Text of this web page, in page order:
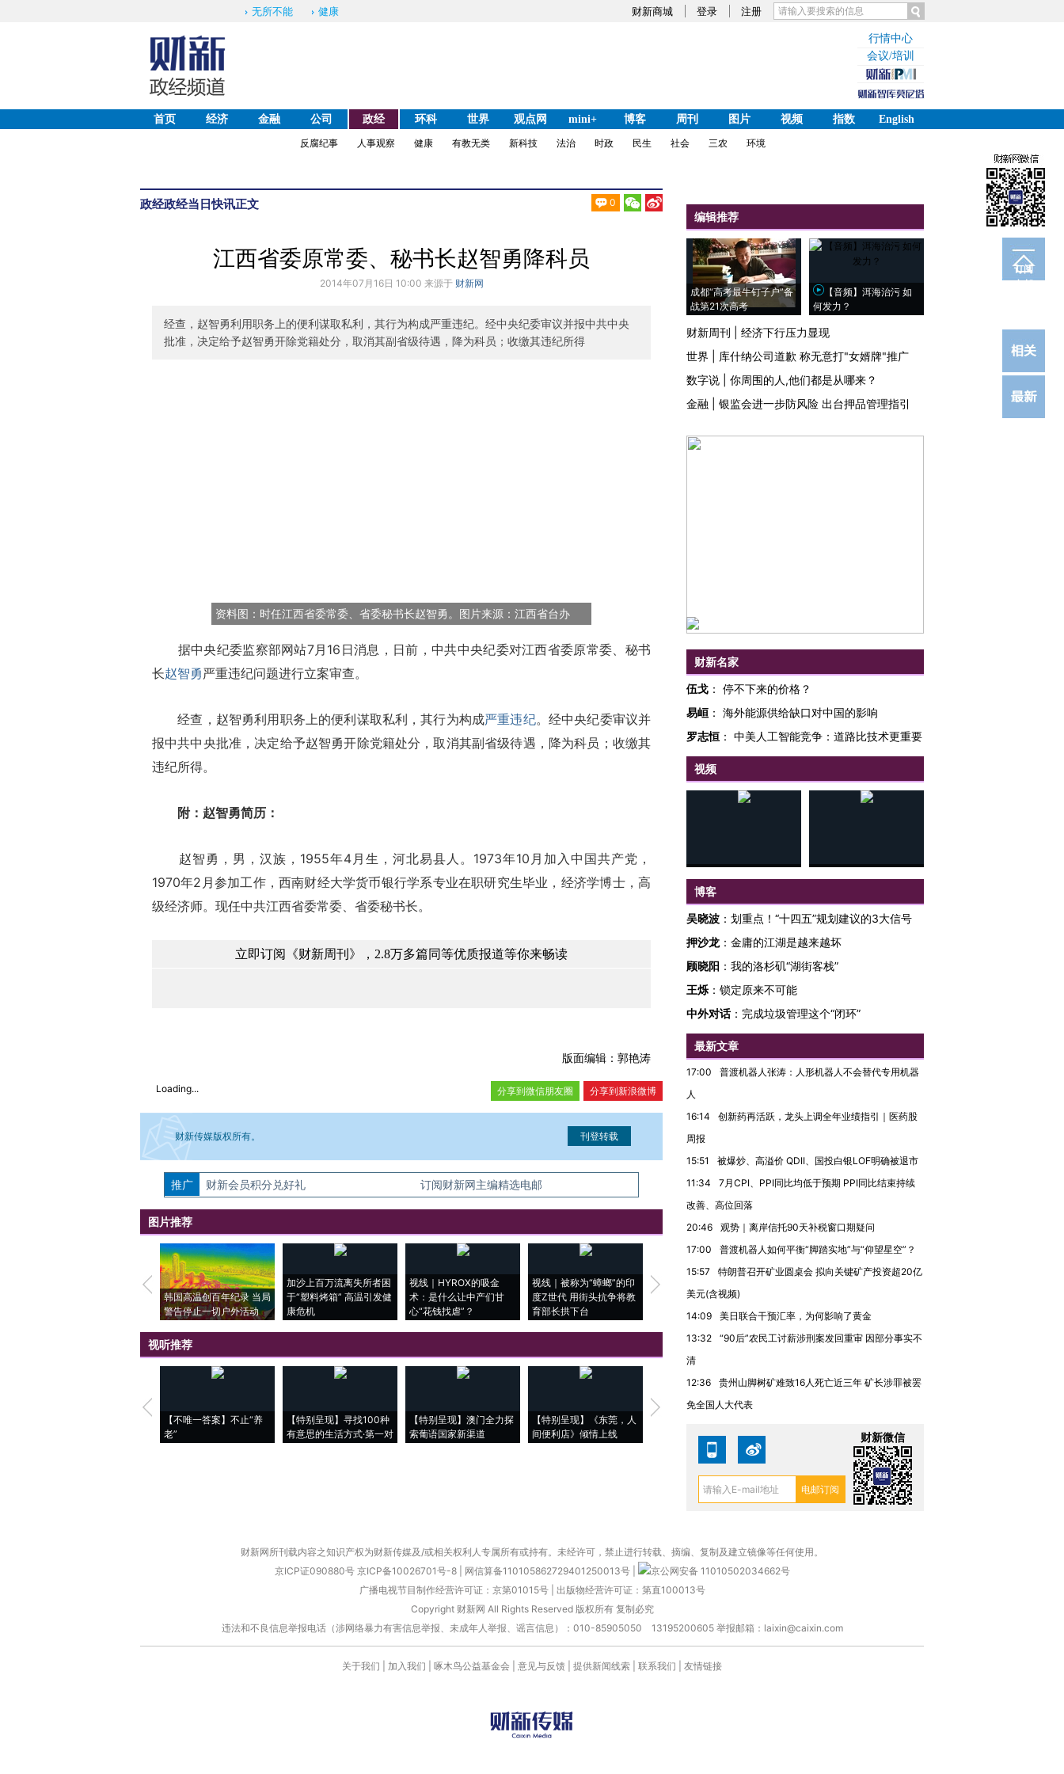
财新商城 登录 注册
无所不能 健康
行情中心
会议/培训
首页 经济 金融 公司 政经 环科 世界 观点网 mini+ 博客 周刊 图片 视频 指数
English
反腐纪事
人事观察 健康 有教无类 新科技 法治 时政 民生 社会 三农 环境
政经政经当日快讯正文 0
订阅
电邮
江西省委原常委、秘书长赵智勇降科员
2014年07月16日 10:00 来源于 财新网
经查，赵智勇利用职务上的便利谋取私利，其行为构成严重违纪。经中央纪委审议并报中共中央
批准，决定给予赵智勇开除党籍处分，取消其副省级待遇，降为科员；收缴其违纪所得
资料图：时任江西省委常委、省委秘书长赵智勇。图片来源：江西省台办
据中央纪委监察部网站7月16日消息，日前，中共中央纪委对江西省委原常委、秘书
长赵智勇严重违纪问题进行立案审查。
经查，赵智勇利用职务上的便利谋取私利，其行为构成严重违纪。经中央纪委审议并
报中共中央批准，决定给予赵智勇开除党籍处分，取消其副省级待遇，降为科员；收缴其
违纪所得。
附：赵智勇简历：
赵智勇，男，汉族，1955年4月生，河北易县人。1973年10月加入中国共产党，
1970年2月参加工作，西南财经大学货币银行学系专业在职研究生毕业，经济学博士，高
级经济师。现任中共江西省委常委、省委秘书长。
立即订阅《财新周刊》，2.8万多篇同等优质报道等你来畅读
版面编辑：郭艳涛
Loading... 分享到新浪微博
分享到微信朋友圈
财新传媒版权所有。
如需刊登转载请点击右侧按钮，提交相关信息。经确认即可刊登转载。
推广 财新会员积分兑好礼 订阅财新网主编精选电邮
图片推荐
韩国高温创百年纪录 当局
警告停止一切户外活动
加沙上百万流离失所者困
于“塑料烤箱” 高温引发健
康危机
视线｜HYROX的吸金
术：是什么让中产们甘
心“花钱找虐”？
视线｜被称为“蟑螂”的印
度Z世代 用街头抗争将教
育部长拱下台
视线｜“入侵”还是“人道危
机”？难民潮撕裂西班牙
飞地休达
4000人
视听推荐
【不唯一答案】不止“养
老”
【特别呈现】寻找100种
有意思的生活方式·第一对
【特别呈现】澳门全力探
索葡语国家新渠道
【特别呈现】《东莞，人
间便利店》倾情上线
【推广】走进第四届链博
有意思的生活方式·第三对
住三大增长引擎是什么？
编辑推荐
成都“高考最牛钉子户”备
战第21次高考
【音频】洱海治污 如
何发力？
财新周刊
经济下行压力显现
世界
库什纳公司道歉 称无意打"女婿牌"推广
数字说
你周围的人,他们都是从哪来？
金融
银监会进一步防风险 出台押品管理指引
财新名家
伍戈 ： 停不下来的价格？
易峘 ： 海外能源供给缺口对中国的影响
罗志恒 ： 中美人工智能竞争：道路比技术更重要
视频
博客
吴晓波 ： 划重点！“十四五”规划建议的3大信号
押沙龙 ： 金庸的江湖是越来越坏
顾晓阳 ： 我的洛杉矶“湖街客栈”
王烁 ： 锁定原来不可能
中外对话： 完成垃圾管理这个“闭环”
最新文章
17:00
普渡机器人张涛：人形机器人不会替代专用机器
人
16:14
创新药再活跃，龙头上调全年业绩指引｜医药股
周报
15:51
被爆炒、高溢价 QDII、国投白银LOF明确被退市
11:34
7月CPI、PPI同比均低于预期 PPI同比结束持续
改善、高位回落
20:46
观势｜离岸信托90天补税窗口期疑问
17:00
普渡机器人如何平衡“脚踏实地”与“仰望星空”？
15:57
特朗普召开矿业圆桌会 拟向关键矿产投资超20亿
美元(含视频)
14:09
美日联合干预汇率，为何影响了黄金
13:32
“90后”农民工讨薪涉刑案发回重审 因部分事实不
清
12:36
贵州山脚树矿难致16人死亡近三年 矿长涉罪被罢
免全国人大代表
财新微信
财新网所刊载内容之知识产权为财新传媒及/或相关权利人专属所有或持有。未经许可，禁止进行转载、摘编、复制及建立镜像等任何使用。
京ICP证090880号 京ICP备10026701号-8 网信算备110105862729401250013号
京公网安备 11010502034662号
广播电视节目制作经营许可证：京第01015号| 出版物经营许可证：第直100013号
Copyright 财新网 All Rights Reserved 版权所有 复制必究
违法和不良信息举报电话（涉网络暴力有害信息举报、未成年人举报、谣言信息）：010-85905050 13195200605 举报邮箱：laixin@caixin.com
关于我们 加入我们 啄木鸟公益基金会 意见与反馈 提供新闻线索 联系我们 友情链接